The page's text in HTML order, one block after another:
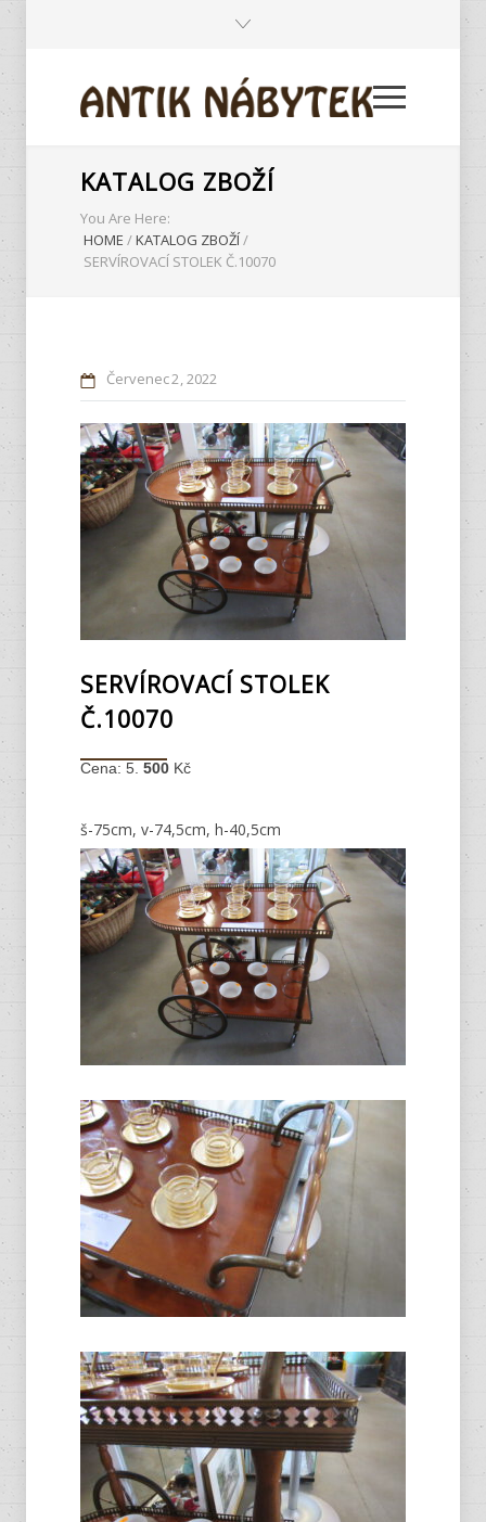
KATALOG ZBOŽÍ
You Are Here:
HOME /KATALOG ZBOŽÍ/
SERVÍROVACÍ STOLEK Č.10070
Červenec2 2022
SERVÍROVACÍ STOLEK
Č.10070
Cena: 5. 500 Kč
š-75cm, v-74,5cm, h-40,5cm